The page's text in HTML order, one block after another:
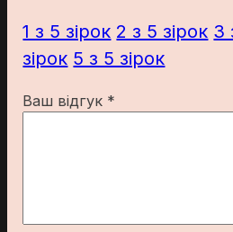
1 з 5 зірок 2 з 5 зірок 3
зірок 5 з 5 зірок
Ваш відгук *